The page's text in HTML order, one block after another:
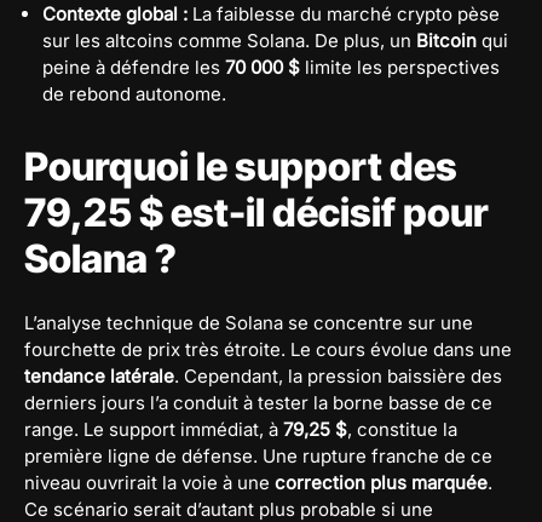
Contexte global : La faiblesse du marché crypto pèse
sur les altcoins comme Solana. De plus, un Bitcoin qui
peine à défendre les 70 000 $ limite les perspectives
de rebond autonome.
Pourquoi le support des
79,25 $ est-il décisif pour
Solana ?
L’analyse technique de Solana se concentre sur une
fourchette de prix très étroite. Le cours évolue dans une
tendance latérale. Cependant, la pression baissière des
derniers jours l’a conduit à tester la borne basse de ce
range. Le support immédiat, à 79,25 $, constitue la
première ligne de défense. Une rupture franche de ce
niveau ouvrirait la voie à une correction plus marquée.
Ce scénario serait d’autant plus probable si une